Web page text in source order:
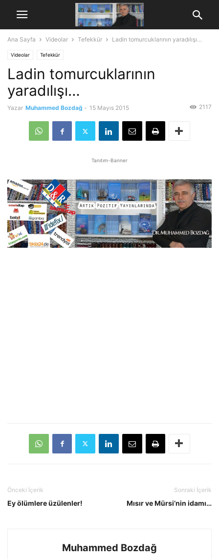
Ana Sayfa Videolar Tefekkür Ladin tomurcuklarının yaradılışı…
Videolar Tefekkür
Ladin tomurcuklarının
yaradılışı…
Yazar Muhammed Bozdağ - 15 Mayıs 2015 2117
Tanıtım-Banner
Önceki İçerik
Ey ölümlere üzülenler!
Sonraki İçerik
Mısır ve Mürsi’nin idamı…
Muhammed Bozdağ